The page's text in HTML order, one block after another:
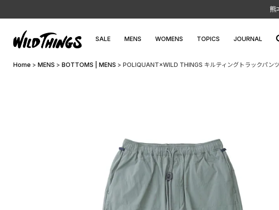
熊
SALE MENS WOMENS TOPICS JOURNAL
Home MENS BOTTOMS | MENS POLIQUANT×WILD THINGS キルティングトラックパン